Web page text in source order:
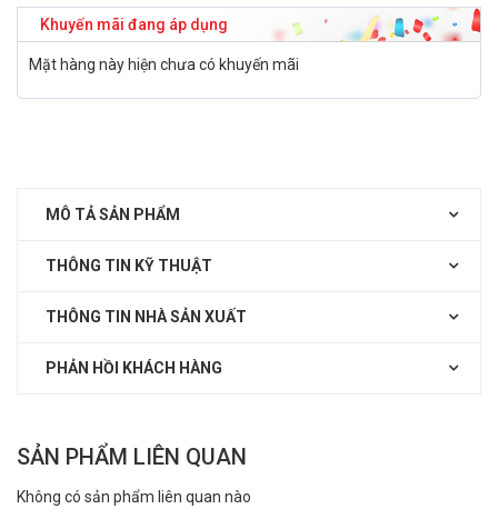
Khuyến mãi đang áp dụng
Mặt hàng này hiện chưa có khuyến mãi
MÔ TẢ SẢN PHẨM
THÔNG TIN KỸ THUẬT
THÔNG TIN NHÀ SẢN XUẤT
PHẢN HỒI KHÁCH HÀNG
SẢN PHẨM LIÊN QUAN
Không có sản phẩm liên quan nào